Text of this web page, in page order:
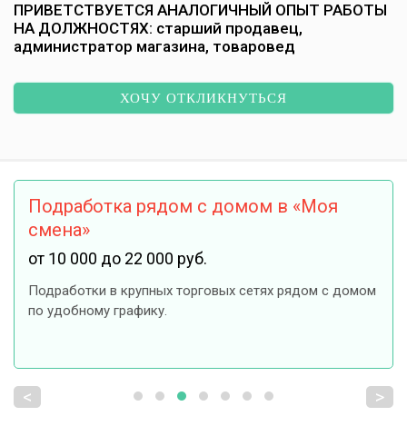
ПРИВЕТСТВУЕТСЯ АНАЛОГИЧНЫЙ ОПЫТ РАБОТЫ
НА ДОЛЖНОСТЯХ: старший продавец,
администратор магазина, товаровед
ХОЧУ ОТКЛИКНУТЬСЯ
Подработка рядом с домом в «Моя
смена»
от 10 000 до 22 000 руб.
Подработки в крупных торговых сетях рядом с домом
по удобному графику.
< >